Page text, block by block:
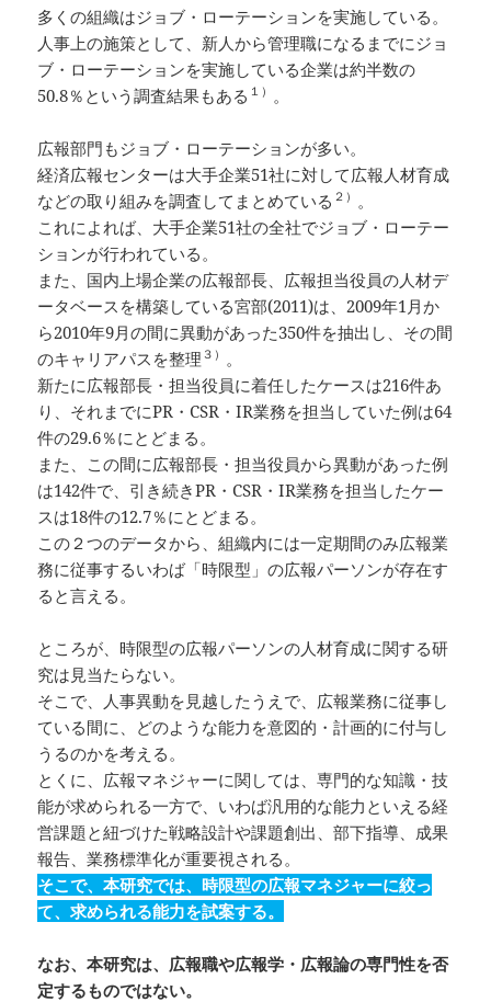
多くの組織はジョブ・ローテーションを実施している。
人事上の施策として、新人から管理職になるまでにジョ
ブ・ローテーションを実施している企業は約半数の
50.8％という調査結果もある １） 。
広報部門もジョブ・ローテーションが多い。
経済広報センターは大手企業51社に対して広報人材育成
などの取り組みを調査してまとめている ２） 。
これによれば、大手企業51社の全社でジョブ・ローテー
ションが行われている。
また、国内上場企業の広報部長、広報担当役員の人材デ
ータベースを構築している宮部(2011)は、2009年1月か
ら2010年9月の間に異動があった350件を抽出し、その間
のキャリアパスを整理 ３） 。
新たに広報部長・担当役員に着任したケースは216件あ
り、それまでにPR・CSR・IR業務を担当していた例は64
件の29.6％にとどまる。
また、この間に広報部長・担当役員から異動があった例
は142件で、引き続きPR・CSR・IR業務を担当したケー
スは18件の12.7％にとどまる。
この２つのデータから、組織内には一定期間のみ広報業
務に従事するいわば「時限型」の広報パーソンが存在す
ると言える。
ところが、時限型の広報パーソンの人材育成に関する研
究は見当たらない。
そこで、人事異動を見越したうえで、広報業務に従事し
ている間に、どのような能力を意図的・計画的に付与し
うるのかを考える。
とくに、広報マネジャーに関しては、専門的な知識・技
能が求められる一方で、いわば汎用的な能力といえる経
営課題と紐づけた戦略設計や課題創出、部下指導、成果
報告、業務標準化が重要視される。
そこで、本研究では、時限型の広報マネジャーに絞っ
て、求められる能力を試案する。
なお、本研究は、広報職や広報学・広報論の専門性を否
定するものではない。